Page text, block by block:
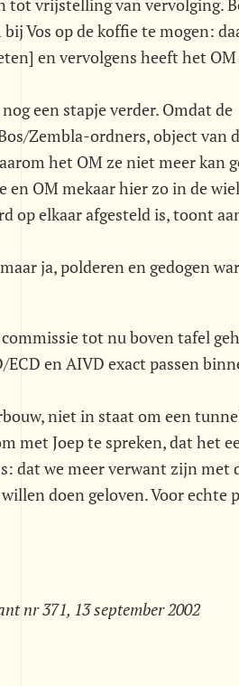
tot vrijstelling van vervolging.
Vos op de koffie te mogen:
en vervolgens heeft het
een stapje verder. Omdat de
Zembla-ordners, object van
het OM ze niet meer kan
en OM mekaar hier zo in de
op elkaar afgesteld is, toont
ja, polderen en gedogen
tot nu boven tafel
en AIVD exact passen
niet in staat om een
met Joep te spreken, dat het
dat we meer verwant zijn met
doen geloven. Voor echte
nr 371, 13 september 2002